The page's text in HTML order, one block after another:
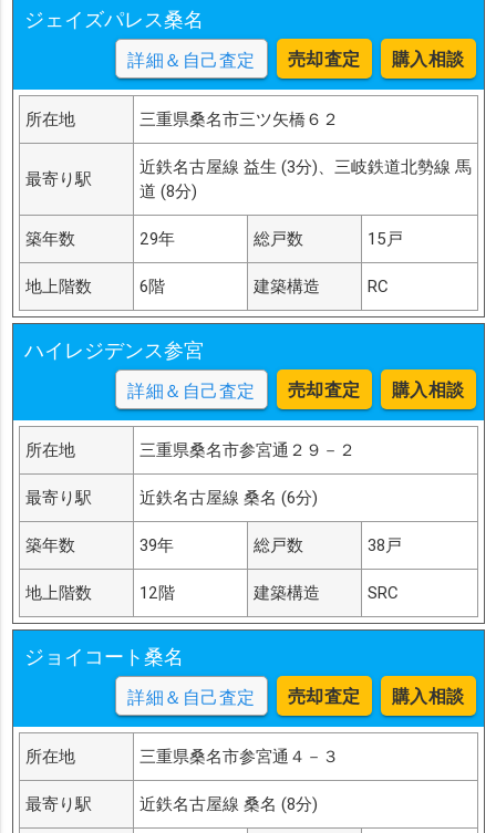
ジェイズパレス桑名
詳細＆自己査定 売却査定 購入相談
所在地 三重県桑名市三ツ矢橋６２
最寄り駅
近鉄名古屋線 益生 (3分)、三岐鉄道北勢線 馬
道 (8分)
築年数 29年 総戸数 15戸
地上階数 6階 建築構造 RC
ハイレジデンス参宮
詳細＆自己査定 売却査定 購入相談
所在地 三重県桑名市参宮通２９－２
最寄り駅 近鉄名古屋線 桑名 (6分)
築年数 39年 総戸数 38戸
地上階数 12階 建築構造 SRC
ジョイコート桑名
詳細＆自己査定 売却査定 購入相談
所在地 三重県桑名市参宮通４－３
最寄り駅 近鉄名古屋線 桑名 (8分)